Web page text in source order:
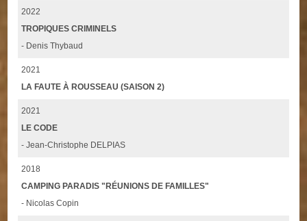
2022
TROPIQUES CRIMINELS
- Denis Thybaud
2021
LA FAUTE À ROUSSEAU (SAISON 2)
2021
LE CODE
- Jean-Christophe DELPIAS
2018
CAMPING PARADIS "RÉUNIONS DE FAMILLES"
- Nicolas Copin